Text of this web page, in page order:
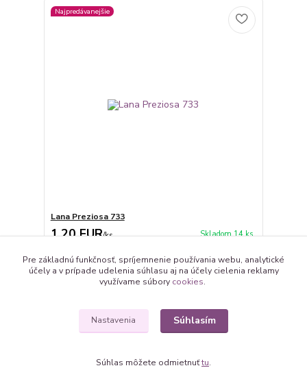
Najpredávanejšie
Lana Preziosa 733
1,20 EUR/ks Skladom 14 ks
Pridať do košíka
Pre základnú funkčnosť, spríjemnenie používania webu, analytické
účely a v prípade udelenia súhlasu aj na účely cielenia reklamy
využívame súbory cookies.
Nastavenia Súhlasím
Súhlas môžete odmietnuťtu.